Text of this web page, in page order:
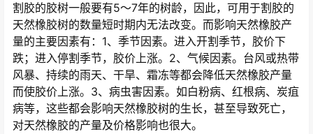
割胶的胶树一般要有5～7年的树龄，因此，可用于割胶的
天然橡胶树的数量短时期内无法改变。而影响天然橡胶产
量的主要因素有：1、季节因素。进入开割季节，胶价下
跌；进入停割季节，胶价上涨。2、气候因素。台风或热带
风暴、持续的雨天、干旱、霜冻等都会降低天然橡胶产量
而使胶价上涨。3、病虫害因素。如白粉病、红根病、炭疽
病等，这些都会影响天然橡胶树的生长，甚至导致死亡，
对天然橡胶的产量及价格影响也很大。